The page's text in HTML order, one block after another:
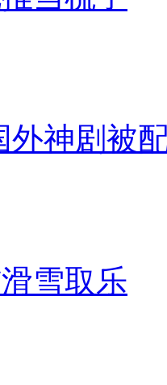
外神剧被
雪取乐